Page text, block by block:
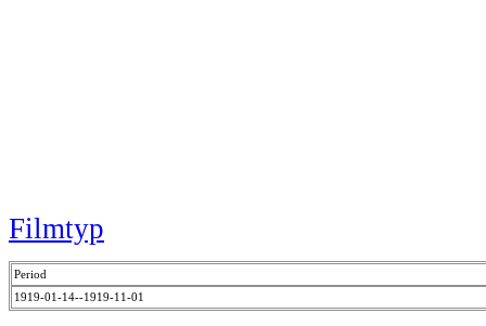
Filmtyp
Period
1919-01-14--1919-11-01